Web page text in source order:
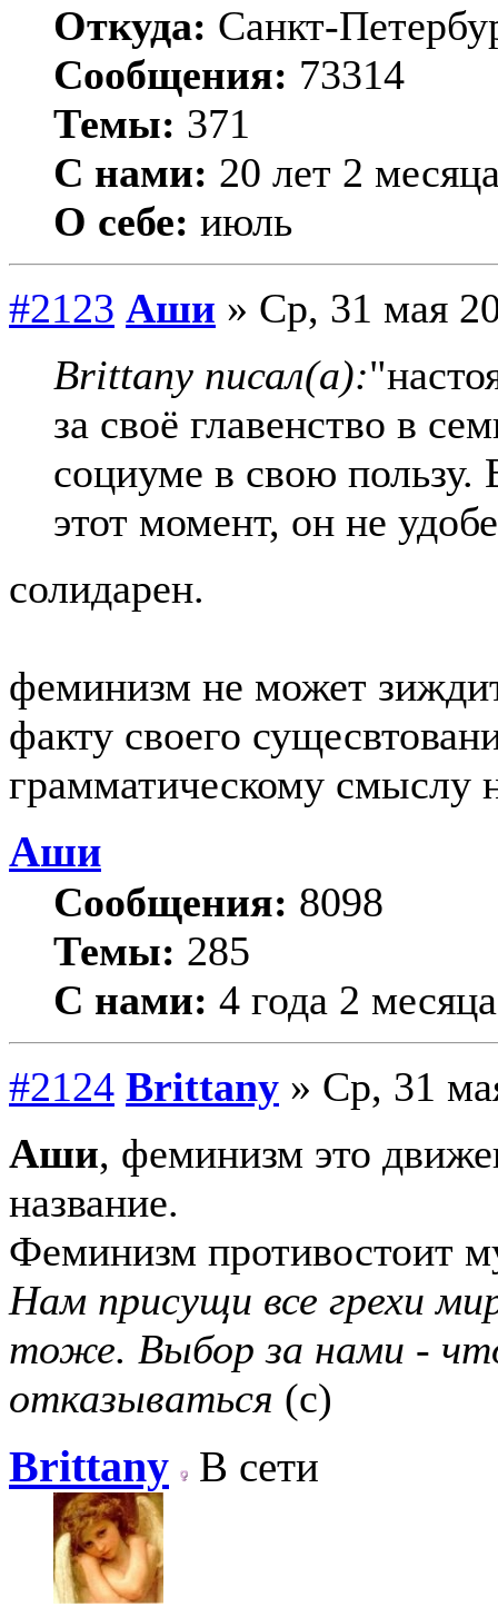
Откуда: Санкт-
Сообщения: 73314
Темы: 371
С нами: 20 лет 2
О себе: июль
#2123 Аши » Ср, 31 мая
Brittany писал(а):
за своё главенство в
социуме в свою пользу.
этот момент, он не
солидарен.
феминизм не может
факту своего
грамматическому смыслу
Аши
Сообщения: 8098
Темы: 285
С нами: 4 года 2 месяца
#2124 Brittany » Ср, 31
Аши, феминизм это
название.
Феминизм противостоит
Нам присущи все грехи
тоже. Выбор за нами -
отказываться (с)
Brittany В сети